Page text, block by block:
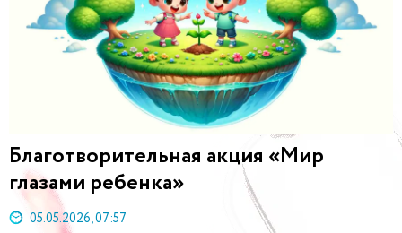
Благотворительная акция «Мир
глазами ребенка»
05.05.2026, 07:57